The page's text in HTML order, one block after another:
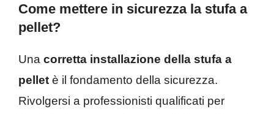
Come mettere in sicurezza la stufa a
pellet?
Una corretta installazione della stufa a
pellet è il fondamento della sicurezza.
Rivolgersi a professionisti qualificati per